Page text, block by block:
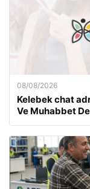
08/08/2026
Kelebek chat
Ve Muhabbet